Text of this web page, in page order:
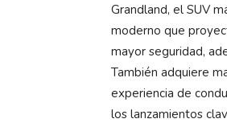
Grandland, el SUV
moderno que
mayor seguridad,
También adquiere
experiencia de
los lanzamientos